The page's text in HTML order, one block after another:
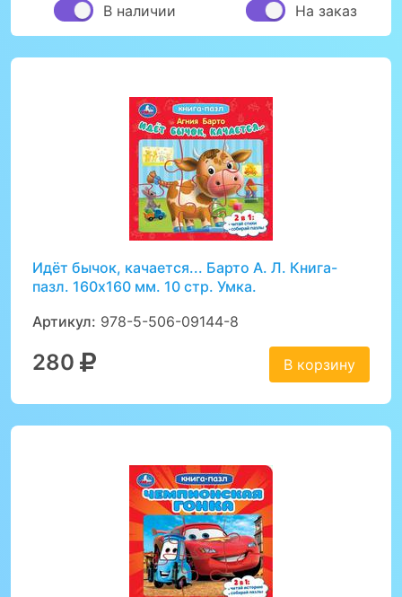
В наличии На заказ
Идёт бычок, качается... Барто А. Л. Книга-
пазл. 160х160 мм. 10 стр. Умка.
Артикул: 978-5-506-09144-8
280 В корзину